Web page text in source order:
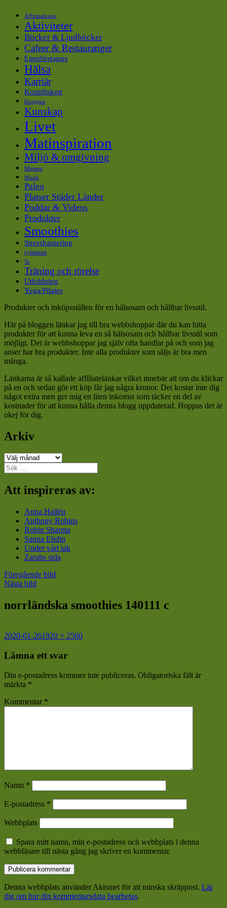
Affirmationer
Aktiviteter
Böcker & Ljudböcker
Cafeer & Restauranger
Egenföretagare
Hälsa
Karriär
Kosttillskott
Kroppen
Kunskap
Livet
Matinspiration
Miljö & omgivning
Minnen
Musik
Paleo
Platser Städer Länder
Poddar & Videos
Produkter
Smoothies
Stresshantering
symptom
Te
Träning och rörelse
Utbildning
Yoga/Pilates
Produkter och inköpsställen för en hälsosam och hållbar livsstil.
Här på bloggen länkar jag till bra webbshoppar där du kan hitta
produkter för att kunna leva en så hälsosam och hållbar livsstil som
möjligt. Det är webbshoppar jag själv ofta handlar på och som jag
anser har bra produkter. Inte alla produkter som säljs är bra men
många.
Länkarna är så kallade affiliatelänkar vilket innebär att om du klickar
på en och sedan gör ett köp får jag några kronor. Det kostar inte dig
något extra men ger mig en liten inkomst som täcker en del av
kostnader för att kunna hålla denna blogg uppdaterad. Hoppas det är
okej för dig.
Arkiv
Arkiv
Sök
efter:
Att inspireras av:
Anna Hallén
Anthony Robins
Robin Sharma
Sanna Ehdin
Under vårt tak
Zarahs sida
Föregående bild
Nästa bild
norrländska smoothies 140111 c
Postat
2020-01-26Full
1920 × 2560
Lämna ett svar
Din e-postadress kommer inte publiceras. Obligatoriska fält är
märkta *
Kommentar *
Namn *
E-postadress *
Webbplats
Spara mitt namn, min e-postadress och webbplats i denna
webbläsare till nästa gång jag skriver en kommentar.
Denna webbplats använder Akismet för att minska skräppost. Lär
dig om hur din kommentarsdata bearbetas.